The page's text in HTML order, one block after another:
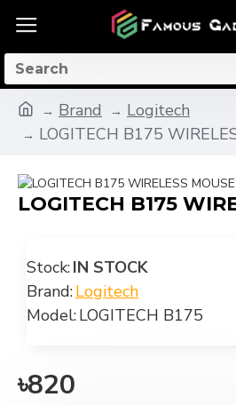
Brand
Logitech
LOGITECH B175
LOGITECH B175
Stock:IN STOCK
Brand:Logitech
Model:LOGITECH B175
৳820